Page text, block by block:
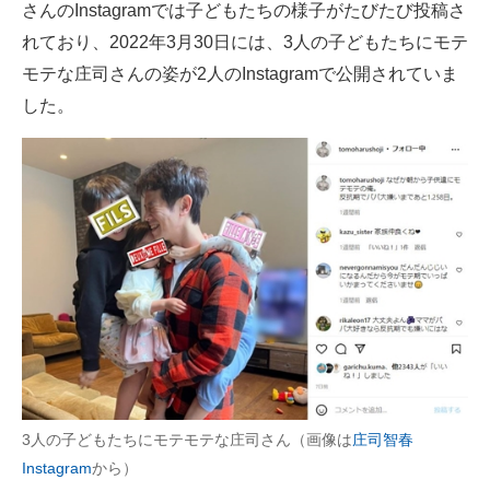
さんのInstagramでは子どもたちの様子がたびたび投稿さ
れており、2022年3月30日には、3人の子どもたちにモテ
モテな庄司さんの姿が2人のInstagramで公開されていま
した。
3人の子どもたちにモテモテな庄司さん（画像は庄司智春
Instagramから）